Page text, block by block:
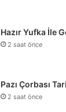
Hazır Yufka İle
2 saat önce
Pazı Çorbası
2 saat önce